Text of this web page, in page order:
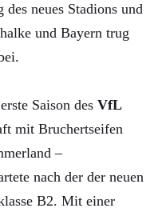
neues Stadions und
und Bayern trug
Saison des VfL
mit Bruchertseifen
–
nach der der neuen
B2. Mit einer